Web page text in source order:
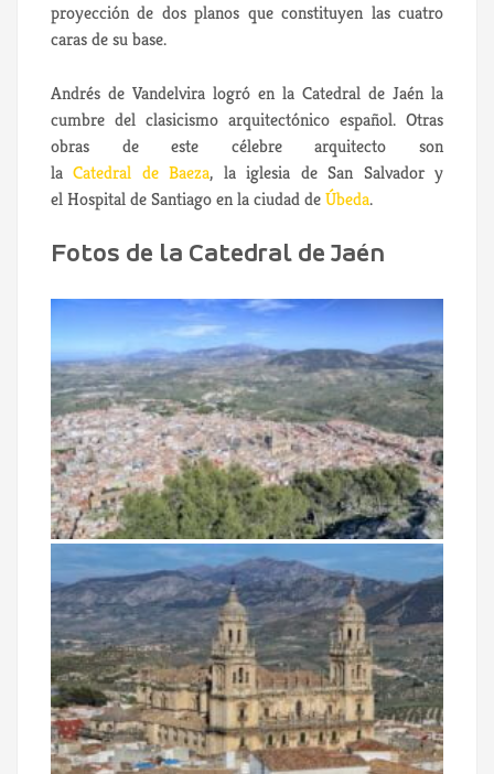
proyección de dos planos que constituyen las cuatro
caras de su base.
Andrés de Vandelvira logró en la Catedral de Jaén la
cumbre del clasicismo arquitectónico español. Otras
obras de este célebre arquitecto son
laCatedral de Baeza, la iglesia de San Salvador y
el Hospital de Santiago en la ciudad deÚbeda.
Fotos de la Catedral de Jaén